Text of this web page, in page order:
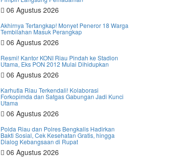
06 Agustus 2026
Akhirnya Tertangkap! Monyet Peneror 18 Warga
Tembilahan Masuk Perangkap
06 Agustus 2026
Resmi! Kantor KONI Riau Pindah ke Stadion
Utama, Eks PON 2012 Mulai Dihidupkan
06 Agustus 2026
Karhutla Riau Terkendali! Kolaborasi
Forkopimda dan Satgas Gabungan Jadi Kunci
Utama
06 Agustus 2026
Polda Riau dan Polres Bengkalis Hadirkan
Bakti Sosial, Cek Kesehatan Gratis, hingga
Dialog Kebangsaan di Rupat
06 Agustus 2026